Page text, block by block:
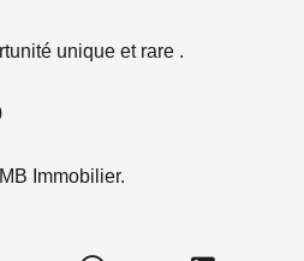
unique et rare .
Immobilier.